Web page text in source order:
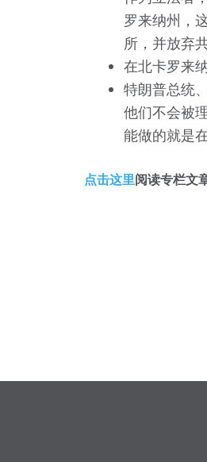
罗来纳州，
所，并放弃
在北卡罗来
特朗普总统
他们不会被
能做的就是
点击这里阅读专栏文